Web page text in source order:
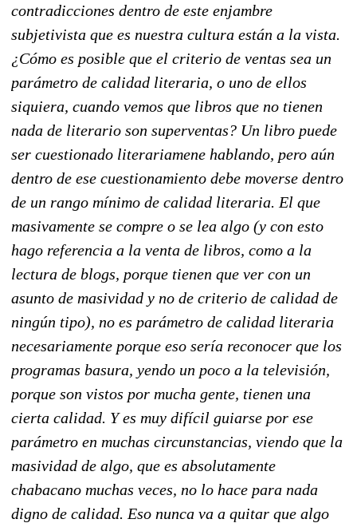
contradicciones dentro de este enjambre
subjetivista que es nuestra cultura están a la vista.
¿Cómo es posible que el criterio de ventas sea un
parámetro de calidad literaria, o uno de ellos
siquiera, cuando vemos que libros que no tienen
nada de literario son superventas? Un libro puede
ser cuestionado literariamene hablando, pero aún
dentro de ese cuestionamiento debe moverse dentro
de un rango mínimo de calidad literaria. El que
masivamente se compre o se lea algo (y con esto
hago referencia a la venta de libros, como a la
lectura de blogs, porque tienen que ver con un
asunto de masividad y no de criterio de calidad de
ningún tipo), no es parámetro de calidad literaria
necesariamente porque eso sería reconocer que los
programas basura, yendo un poco a la televisión,
porque son vistos por mucha gente, tienen una
cierta calidad. Y es muy difícil guiarse por ese
parámetro en muchas circunstancias, viendo que la
masividad de algo, que es absolutamente
chabacano muchas veces, no lo hace para nada
digno de calidad. Eso nunca va a quitar que algo